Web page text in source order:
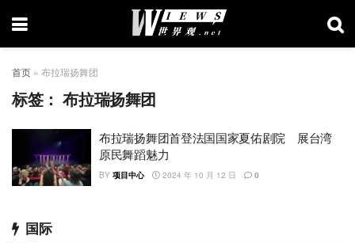
首页 » 布拉瑞扬舞团
标签：布拉瑞扬舞团
布拉瑞扬舞团首登法国国家夏佑剧院 展台湾
原民舞蹈魅力
BY 项目中心 2024 年 10 月 12 日 0
国际